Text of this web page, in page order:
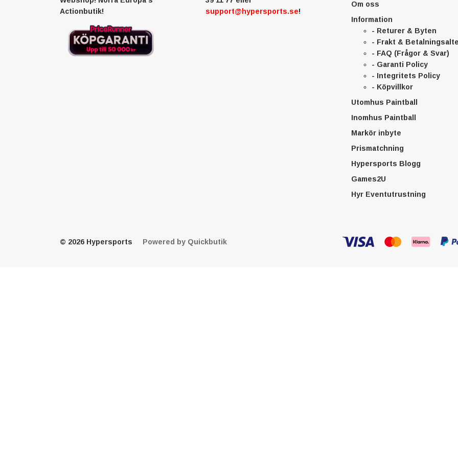
Actionbutik!
support@hypersports.se!
Om oss
Information
- Returer & Byten
- Frakt &
- FAQ (Frågor & Svar)
- Garanti Policy
- Integritets Policy
- Köpvillkor
Utomhus Paintball
Inomhus Paintball
Markör inbyte
Prismatchning
Hypersports Blogg
Games2U
Hyr Eventutrustning
© 2026 Hypersports Powered by Quickbutik